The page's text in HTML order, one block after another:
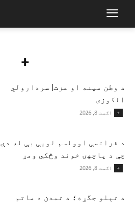
+
د وطن مینه او عزت| سردارولي
الکوزی
+ اګست 8, 2026
د فرانسې اوولسم لویې بې له دې
چې د پاچهۍ خوند وڅکي ومړ
+ اګست 8, 2026
د تېلو جگړه؛ د تمدن د ماتم